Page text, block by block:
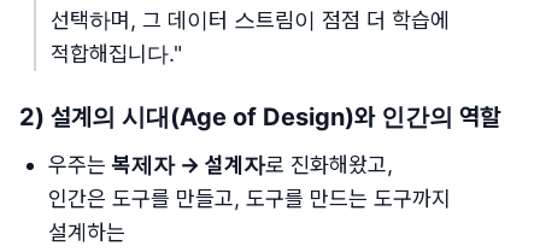
선택하며, 그 데이터 스트림이 점점 더 학습에
적합해집니다."
2) 설계의 시대(Age of Design)와 인간의 역할
우주는복제자 → 설계자로 진화해왔고,
인간은 도구를 만들고, 도구를 만드는 도구까지
설계하는